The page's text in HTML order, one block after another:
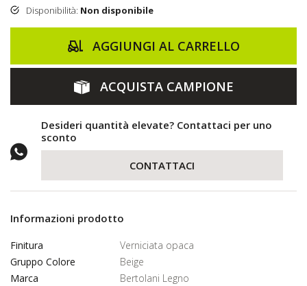
Disponibilità: Non disponibile
AGGIUNGI AL CARRELLO
ACQUISTA CAMPIONE
Desideri quantità elevate? Contattaci per uno
sconto
CONTATTACI
Informazioni prodotto
Finitura
Verniciata opaca
Gruppo Colore
Beige
Marca
Bertolani Legno